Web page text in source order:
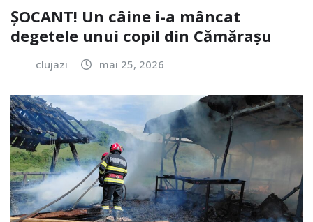
ȘOCANT! Un câine i-a mâncat
degetele unui copil din Cămărașu
clujazi mai 25, 2026